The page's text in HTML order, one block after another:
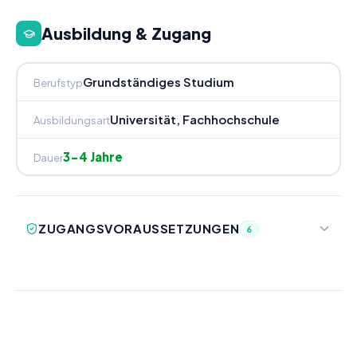
Ausbildung & Zugang
BerufstypGrundständiges Studium
AusbildungsartUniversität, Fachhochschule
Dauer3-4 Jahre
ZUGANGSVORAUSSETZUNGEN 6